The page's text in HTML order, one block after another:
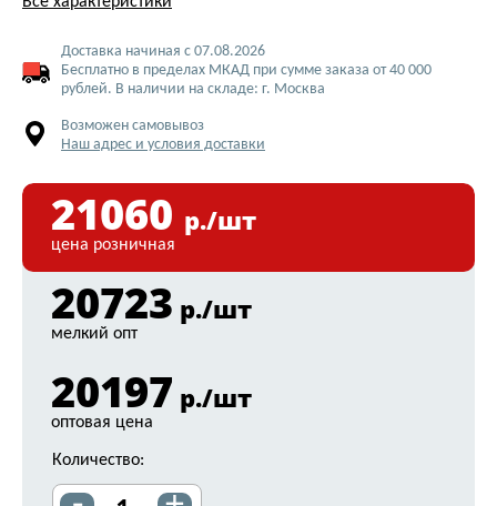
Доставка начиная с 07.08.2026
Бесплатно в пределах МКАД при сумме заказа от 40 000
рублей. В наличии на складе: г. Москва
Возможен самовывоз
Наш адрес и условия доставки
21060 р./шт
цена розничная
20723 р./шт
мелкий опт
20197 р./шт
оптовая цена
Количество: